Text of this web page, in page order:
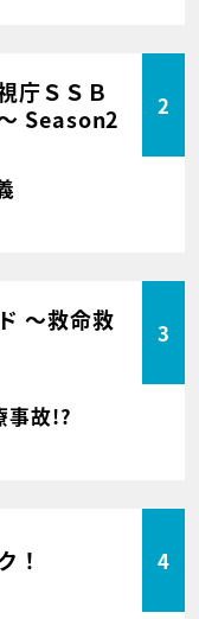
庁ＳＳＢ
Season2
2
～救命救
3
事故!?
！ 4